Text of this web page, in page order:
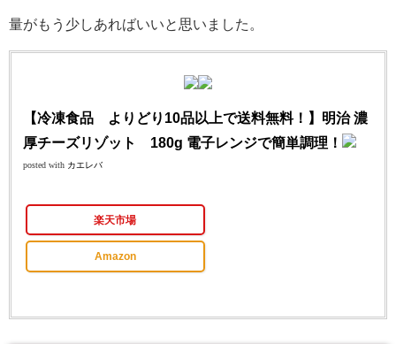
量がもう少しあればいいと思いました。
【冷凍食品 よりどり10品以上で送料無料！】明治 濃
厚チーズリゾット 180g 電子レンジで簡単調理！
posted with カエレバ
楽天市場
Amazon